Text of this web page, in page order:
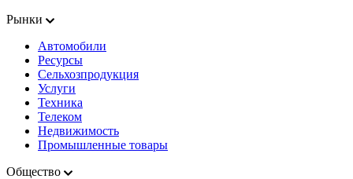
Рынки
Автомобили
Ресурсы
Сельхозпродукция
Услуги
Техника
Телеком
Недвижимость
Промышленные товары
Общество